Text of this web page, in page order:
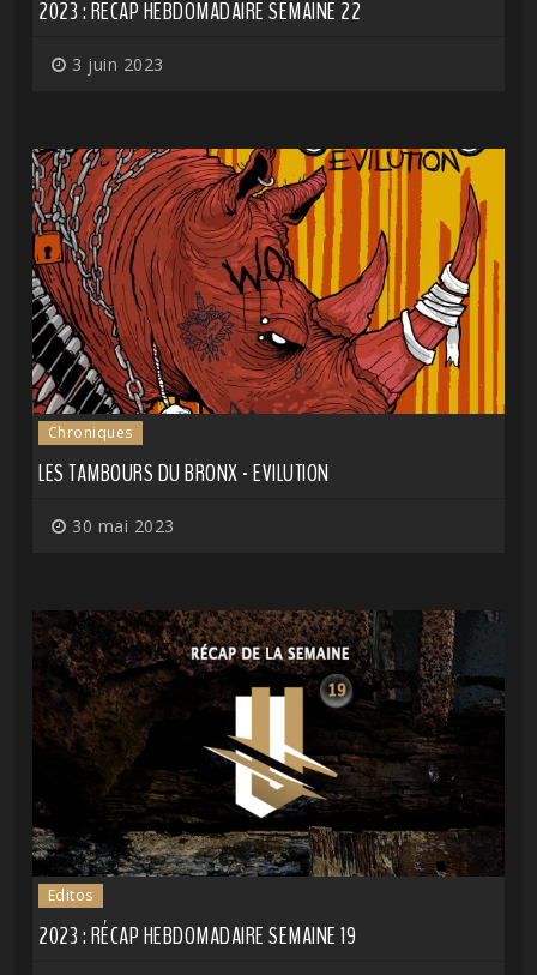
2023 : RÉCAP HEBDOMADAIRE SEMAINE 22
3 juin 2023
Chroniques
LES TAMBOURS DU BRONX - EVILUTION
30 mai 2023
Editos
2023 : RÉCAP HEBDOMADAIRE SEMAINE 19